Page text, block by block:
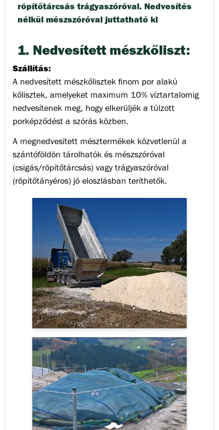
röpítőtárcsás trágyaszóróval. Nedvesítés
nélkül mészszóróval juttatható ki
1. Nedvesített mészkőliszt:
Szállítás:
A nedvesített mészkőlisztek finom por alakú
kőlisztek, amelyeket maximum 10% víztartalomig
nedvesítenek meg, hogy elkerüljék a túlzott
porképződést a szórás közben.
A megnedvesített mésztermékek közvetlenül a
szántóföldön tárolhatók és mészszóróval
(csigás/röpítőtárcsás) vagy trágyaszóróval
(röpítőtányéros) jó eloszlásban teríthetők.